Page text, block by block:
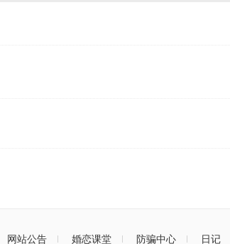
网站公告 婚恋课堂 防骗中心 日记